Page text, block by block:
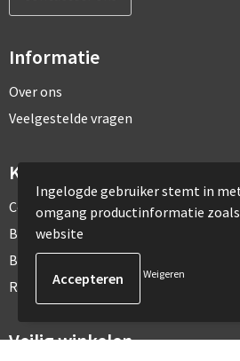
Informatie
Over ons
Veelgestelde vragen
Klantenservice
Contact
Bestelling & Bezorging
Betaalmethoden
Retourneren
Veilig winkelen
Ingelogde gebruiker stemt in
omgang productinformatie
website
Weigeren